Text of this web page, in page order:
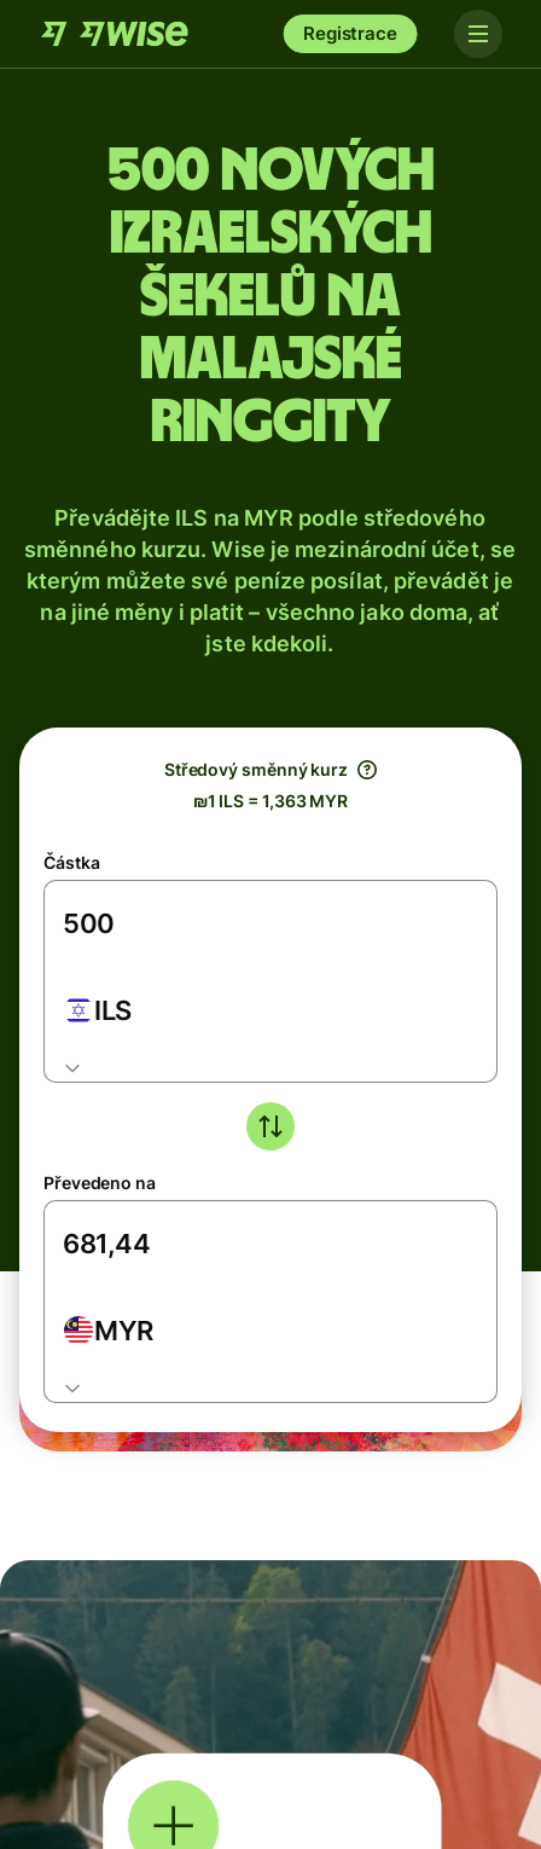
Registrace
500 nových
izraelských
šekelů na
malajské
ringgity
Převádějte ILS na MYR podle středového
směnného kurzu. Wise je mezinárodní účet, se
kterým můžete své peníze posílat, převádět je
na jiné měny i platit – všechno jako doma, ať
jste kdekoli.
Středový směnný kurz
₪1 ILS = 1,363 MYR
Částka
ILS
Převedeno na
MYR